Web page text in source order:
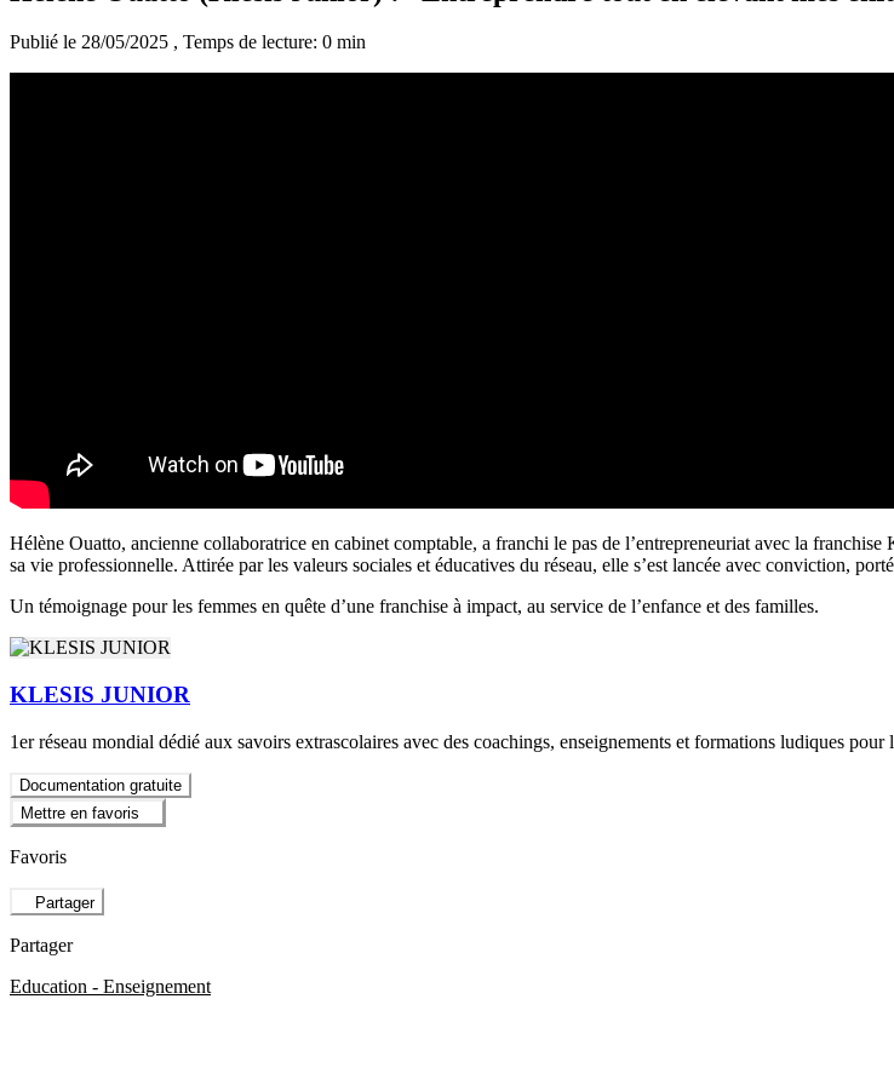
Publié le 28/05/2025 , Temps de lecture: 0 min
Hélène Ouatto, ancienne collaboratrice en cabinet comptable, a franchi le pas de l’entrepreneuriat avec la
sa vie professionnelle. Attirée par les valeurs sociales et éducatives du réseau, elle s’est lancée avec conviction,
Un témoignage pour les femmes en quête d’une franchise à impact, au service de l’enfance et des familles.
KLESIS JUNIOR
1er réseau mondial dédié aux savoirs extrascolaires avec des coachings, enseignements et formations ludiques
Documentation gratuite
Mettre en favoris
Favoris
Partager
Partager
Education - Enseignement